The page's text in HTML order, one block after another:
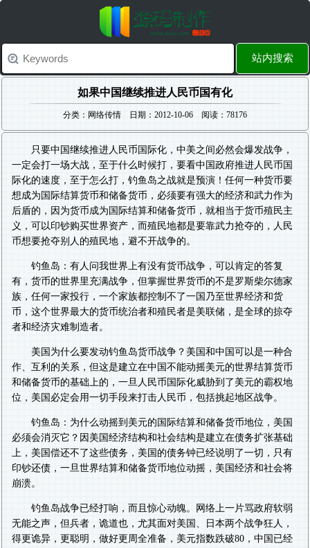
站内搜索
如果中国继续推进人民币国有化
分类：网络传情 日期：2012-10-06 阅读：78176
只要中国继续推进人民币国际化，中美之间必然会爆发战争，
一定会打一场大战，至于什么时候打，要看中国政府推进人民币国
际化的速度，至于怎么打，钓鱼岛之战就是预演！任何一种货币要
想成为国际结算货币和储备货币，必须要有强大的经济和武力作为
后盾的，因为货币成为国际结算和储备货币，就相当于货币殖民主
义，可以印钞购买世界资产，而殖民地都是要靠武力抢夺的，人民
币想要抢夺别人的殖民地，避不开战争的。
钓鱼岛：有人问我世界上有没有货币战争，可以肯定的答复
有，货币的世界里充满战争，但掌握世界货币的不是罗斯柴尔德家
族，任何一家投行，一个家族都控制不了一国乃至世界经济和货
币，这个世界最大的货币统治者和殖民者是美联储，是全球的掠夺
者和经济灾难制造者。
美国为什么要发动钓鱼岛货币战争？美国和中国可以是一种合
作、互利的关系，但这是建立在中国不能动摇美元的世界结算货币
和储备货币的基础上的，一旦人民币国际化威胁到了美元的霸权地
位，美国必定会用一切手段来打击人民币，包括挑起地区战争。
钓鱼岛：为什么动摇到美元的国际结算和储备货币地位，美国
必须会消灭它？因美国经济结构和社会结构是建立在债务扩张基础
上，美国偿还不了这些债务，美国的债务钟已经说明了一切，只有
印钞还债，一旦世界结算和储备货币地位动摇，美国经济和社会将
崩溃。
钓鱼岛战争已经打响，而且惊心动魄。网络上一片骂政府软弱
无能之声，但兵者，诡道也，尤其面对美国、日本两个战争狂人，
得更诡异，更聪明，做好更周全准备，美元指数跌破80，中国已经